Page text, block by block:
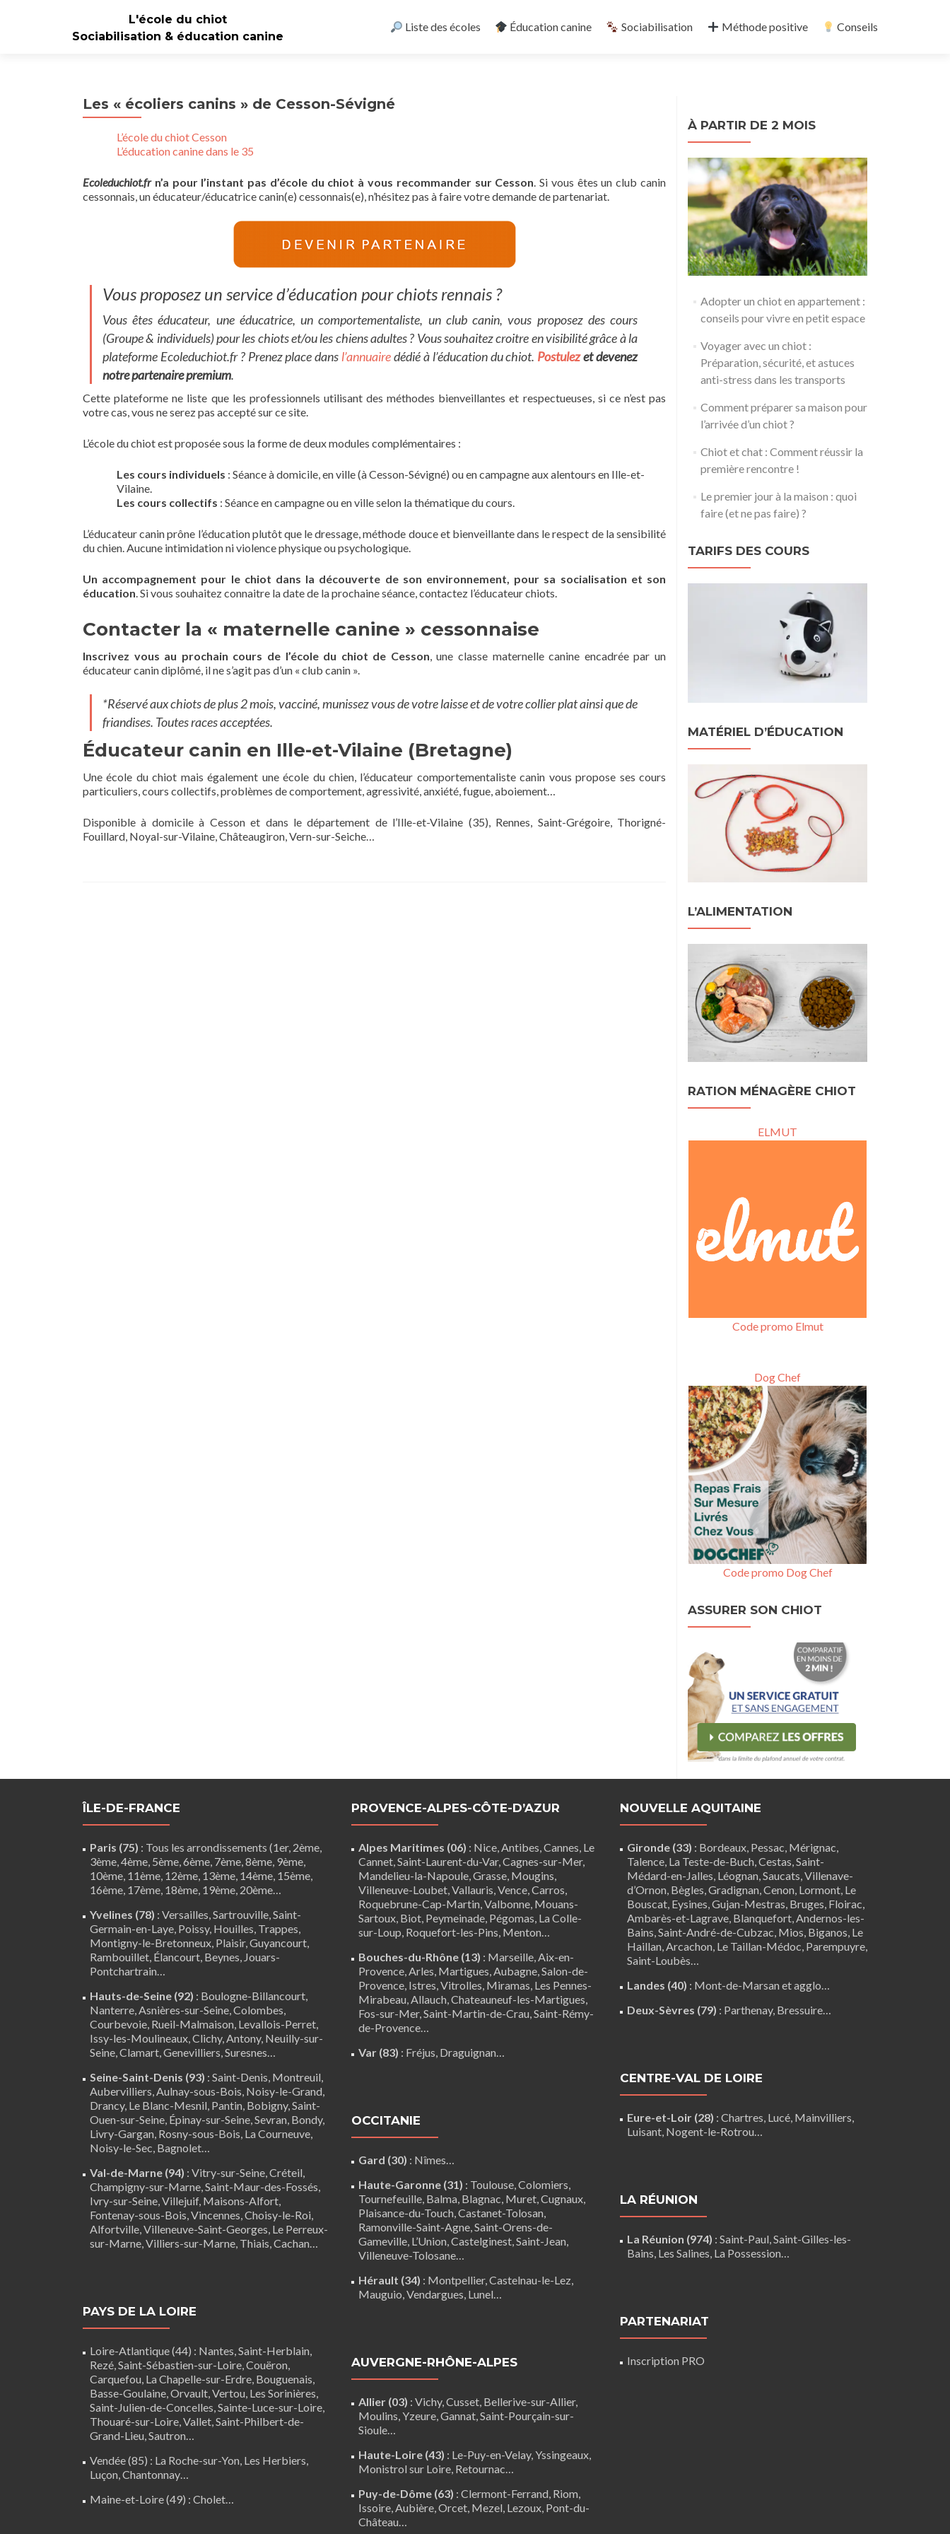
L'école du chiot
Sociabilisation & éducation canine
to Liste des écoles Éducation canine Sociabilisation Méthode positive Conseils
Les « écoliers canins » de Cesson-Sévigné
L’école du chiot Cesson
L’éducation canine dans le 35
Ecoleduchiot.frn’a pour l’instant pas d’école du chiot à vous recommander sur Cesson. Si vous êtes un club canin
cessonnais, un éducateur/éducatrice canin(e) cessonnais(e), n’hésitez pas à faire votre demande de partenariat.
Vous proposez un service d’éducation pour chiots rennais ?
Vous êtes éducateur, une éducatrice, un comportementaliste, un club canin, vous proposez des cours
(Groupe & individuels) pour les chiots et/ou les chiens adultes ? Vous souhaitez croitre en visibilité grâce à la
plateforme Ecoleduchiot.fr? Prenez place dans l’annuairedédié à l’éducation du chiot. Postulezet devenez
notre partenaire premium.
Cette plateforme ne liste que les professionnels utilisant des méthodes bienveillantes et respectueuses, si ce n’est pas
votre cas, vous ne serez pas accepté sur ce site.
L’école du chiot est proposée sous la forme de deux modules complémentaires :
Les cours individuels : Séance à domicile, en ville (à Cesson-Sévigné) ou en campagne aux alentours en Ille-et-
Vilaine.
Les cours collectifs : Séance en campagne ou en ville selon la thématique du cours.
L’éducateur canin prône l’éducation plutôt que le dressage, méthode douce et bienveillante dans le respect de la sensibilité
du chien. Aucune intimidation ni violence physique ou psychologique.
Un accompagnement pour le chiot dans la découverte de son environnement, pour sa socialisation et son
éducation. Si vous souhaitez connaitre la date de la prochaine séance, contactez l’éducateur chiots.
Contacter la « maternelle canine » cessonnaise
Inscrivez vous au prochain cours de l’école du chiot de Cesson, une classe maternelle canine encadrée par un
éducateur canin diplômé, il ne s’agit pas d’un « club canin ».
*Réservé aux chiots de plus 2 mois, vacciné, munissez vous de votre laisse et de votre collier plat ainsi que de
friandises. Toutes races acceptées.
Éducateur canin en Ille-et-Vilaine (Bretagne)
Une école du chiot mais également une école du chien, l’éducateur comportementaliste canin vous propose ses cours
particuliers, cours collectifs, problèmes de comportement, agressivité, anxiété, fugue, aboiement…
Disponible à domicile à Cesson et dans le département de l’Ille-et-Vilaine (35), Rennes, Saint-Grégoire, Thorigné-
Fouillard, Noyal-sur-Vilaine, Châteaugiron, Vern-sur-Seiche…
À PARTIR DE 2 MOIS
Adopter un chiot en appartement :
conseils pour vivre en petit espace
Voyager avec un chiot :
Préparation, sécurité, et astuces
anti-stress dans les transports
Comment préparer sa maison pour
l’arrivée d’un chiot ?
Chiot et chat : Comment réussir la
première rencontre !
Le premier jour à la maison : quoi
faire (et ne pas faire) ?
TARIFS DES COURS
MATÉRIEL D’ÉDUCATION
L’ALIMENTATION
RATION MÉNAGÈRE CHIOT
ELMUT
Code promo Elmut
Dog Chef
Code promo Dog Chef
ASSURER SON CHIOT
ÎLE-DE-FRANCE
Paris (75) : Tous les arrondissements (1er, 2ème,
3ème, 4ème, 5ème, 6ème, 7ème, 8ème, 9ème,
10ème, 11ème, 12ème, 13ème, 14ème, 15ème,
16ème, 17ème, 18ème, 19ème, 20ème…
Yvelines (78) : Versailles,Sartrouville,Saint-
Germain-en-Laye, Poissy, Houilles, Trappes,
Montigny-le-Bretonneux, Plaisir,Guyancourt,
Rambouillet, Élancourt, Beynes, Jouars-
Pontchartrain…
Hauts-de-Seine (92) : Boulogne-Billancourt,
Nanterre, Asnières-sur-Seine, Colombes,
Courbevoie, Rueil-Malmaison, Levallois-Perret,
Issy-les-Moulineaux, Clichy, Antony, Neuilly-sur-
Seine,Clamart, Genevilliers, Suresnes…
Seine-Saint-Denis (93) : Saint-Denis, Montreuil,
Aubervilliers, Aulnay-sous-Bois, Noisy-le-Grand,
Drancy, Le Blanc-Mesnil, Pantin, Bobigny, Saint-
Ouen-sur-Seine, Épinay-sur-Seine, Sevran, Bondy,
Livry-Gargan, Rosny-sous-Bois, La Courneuve,
Noisy-le-Sec, Bagnolet…
Val-de-Marne (94) : Vitry-sur-Seine,Créteil,
Champigny-sur-Marne, Saint-Maur-des-Fossés,
Ivry-sur-Seine, Villejuif, Maisons-Alfort,
Fontenay-sous-Bois,Vincennes, Choisy-le-Roi,
Alfortville, Villeneuve-Saint-Georges, Le Perreux-
sur-Marne, Villiers-sur-Marne, Thiais, Cachan…
PAYS DE LA LOIRE
Loire-Atlantique (44) : Nantes,Saint-Herblain,
Rezé, Saint-Sébastien-sur-Loire,Couëron,
Carquefou, La Chapelle-sur-Erdre, Bouguenais,
Basse-Goulaine, Orvault,Vertou, Les Sorinières,
Saint-Julien-de-Concelles,Sainte-Luce-sur-Loire,
Thouaré-sur-Loire, Vallet, Saint-Philbert-de-
Grand-Lieu, Sautron…
Vendée (85) : La Roche-sur-Yon, Les Herbiers,
Luçon,Chantonnay…
Maine-et-Loire (49) : Cholet…
PROVENCE-ALPES-CÔTE-D’AZUR
Alpes Maritimes (06) : Nice,Antibes,Cannes, Le
Cannet,Saint-Laurent-du-Var,Cagnes-sur-Mer,
Mandelieu-la-Napoule,Grasse, Mougins,
Villeneuve-Loubet,Vallauris,Vence,Carros,
Roquebrune-Cap-Martin,Valbonne, Mouans-
Sartoux, Biot, Peymeinade, Pégomas, La Colle-
sur-Loup, Roquefort-les-Pins, Menton…
Bouches-du-Rhône (13) : Marseille,Aix-en-
Provence,Arles, Martigues,Aubagne,Salon-de-
Provence, Istres,Vitrolles, Miramas, Les Pennes-
Mirabeau,Allauch,Chateauneuf-les-Martigues,
Fos-sur-Mer,Saint-Martin-de-Crau,Saint-Rémy-
de-Provence…
Var (83) : Fréjus, Draguignan…
OCCITANIE
Gard (30) : Nîmes…
Haute-Garonne (31) : Toulouse,Colomiers,
Tournefeuille, Balma, Blagnac, Muret,Cugnaux,
Plaisance-du-Touch,Castanet-Tolosan,
Ramonville-Saint-Agne,Saint-Orens-de-
Gameville, L’Union,Castelginest,Saint-Jean,
Villeneuve-Tolosane…
Hérault (34) : Montpellier,Castelnau-le-Lez,
Mauguio,Vendargues, Lunel…
AUVERGNE-RHÔNE-ALPES
Allier (03) : Vichy, Cusset, Bellerive-sur-Allier,
Moulins, Yzeure, Gannat,Saint-Pourçain-sur-
Sioule…
Haute-Loire (43) : Le-Puy-en-Velay,Yssingeaux,
Monistrol sur Loire, Retournac…
Puy-de-Dôme (63) : Clermont-Ferrand, Riom,
Issoire,Aubière,Orcet, Mezel, Lezoux, Pont-du-
Château…
NOUVELLE AQUITAINE
Gironde (33) : Bordeaux, Pessac, Mérignac,
Talence, La Teste-de-Buch,Cestas,Saint-
Médard-en-Jalles, Léognan,Saucats,Villenave-
d’Ornon, Bègles,Gradignan,Cenon, Lormont, Le
Bouscat, Eysines, Gujan-Mestras, Bruges, Floirac,
Ambarès-et-Lagrave, Blanquefort,Andernos-les-
Bains, Saint-André-de-Cubzac, Mios, Biganos, Le
Haillan,Arcachon, Le Taillan-Médoc, Parempuyre,
Saint-Loubès…
Landes (40) : Mont-de-Marsan et agglo…
Deux-Sèvres (79) : Parthenay, Bressuire…
CENTRE-VAL DE LOIRE
Eure-et-Loir (28) : Chartres, Lucé, Mainvilliers,
Luisant, Nogent-le-Rotrou…
LA RÉUNION
La Réunion (974) : Saint-Paul,Saint-Gilles-les-
Bains, Les Salines, La Possession…
PARTENARIAT
Inscription PRO